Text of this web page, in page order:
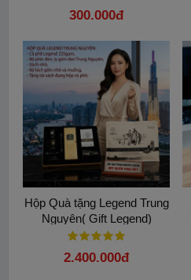
Ngọt Béo Tự Nhiên
300.000đ
Hộp Quà tặng Legend Trung
Nguyên( Gift Legend)
2.400.000đ